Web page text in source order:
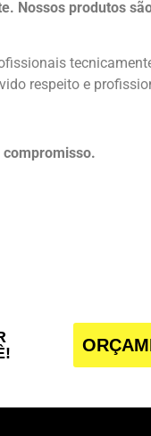
Nossos produtos
respeito e